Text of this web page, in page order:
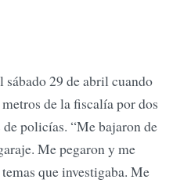
sábado 29 de abril cuando
de la fiscalía por dos
policías. “Me bajaron de
Me pegaron y me
que investigaba. Me